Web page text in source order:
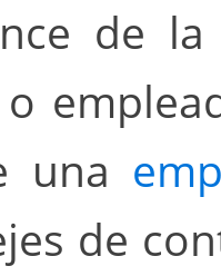
de
una
de